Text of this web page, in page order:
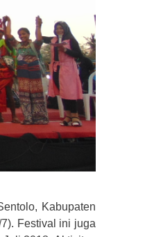
Kabupaten
Festival ini juga